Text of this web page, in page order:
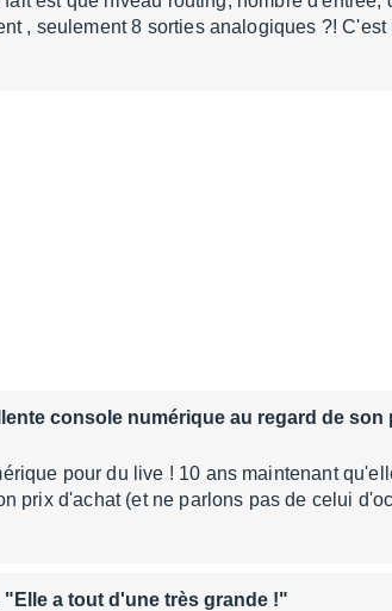
, seulement 8 sorties analogiques ?!
console numérique au regard de son
pour du live ! 10 ans maintenant
prix d'achat (et ne parlons pas de celui
"Elle a tout d'une très grande !"